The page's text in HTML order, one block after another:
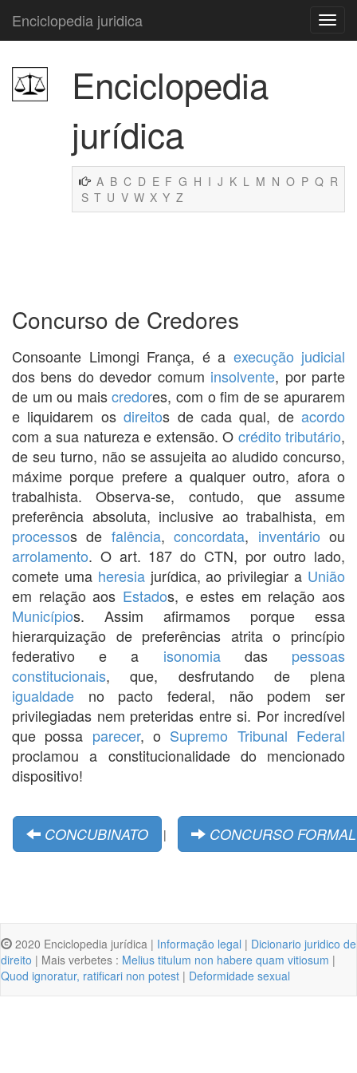
Enciclopedia juridica
Enciclopedia
jurídica
A B C D E F G H I J K L M N O P Q R
S T U V W X Y Z
Concurso de Credores
Consoante Limongi França, é a execução judicial
dos bens do devedor comum insolvente, por parte
de um ou maiscredores, com o fim de se apurarem
e liquidarem osdireitos de cada qual, de acordo
com a sua natureza e extensão. O crédito tributário,
de seu turno, não se assujeita ao aludido concurso,
máxime porque prefere a qualquer outro, afora o
trabalhista. Observa-se, contudo, que assume
preferência absoluta, inclusive ao trabalhista, em
processos de falência,concordata, inventário ou
arrolamento. O art. 187 do CTN, por outro lado,
comete uma heresiajurídica, ao privilegiar a União
em relação aos Estados, e estes em relação aos
Municípios. Assim afirmamos porque essa
hierarquização de preferências atrita o princípio
federativo e a isonomiadas pessoas
constitucionais, que, desfrutando de plena
igualdade no pacto federal, não podem ser
privilegiadas nem preteridas entre si. Por incredível
que possa parecer, o Supremo Tribunal Federal
proclamou a constitucionalidade do mencionado
dispositivo!
CONCUBINATO | CONCURSO
2020 Enciclopedia jurídica | Informação legal | Dicionario juridico de
direito | Mais verbetes : Melius titulum non habere quam vitiosum |
Quod ignoratur, ratificari non potest | Deformidade sexual